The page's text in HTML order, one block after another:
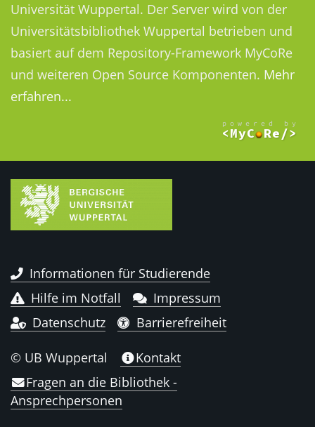
Universität Wuppertal. Der Server wird von der
Universitätsbibliothek Wuppertal betrieben und
basiert auf dem Repository-Framework MyCoRe
und weiteren Open Source Komponenten. Mehr
erfahren...
Informationen für Studierende
Hilfe im Notfall
Impressum
Datenschutz
Barrierefreiheit
© UB Wuppertal
Kontakt
Fragen an die Bibliothek -
Ansprechpersonen